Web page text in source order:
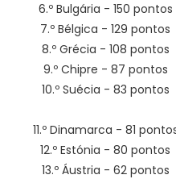
6.º Bulgária - 150 pontos
7.º Bélgica - 129 pontos
8.º Grécia - 108 pontos
9.º Chipre - 87 pontos
10.º Suécia - 83 pontos
11.º Dinamarca - 81
12.º Estónia - 80 pontos
13.º Áustria - 62 pontos